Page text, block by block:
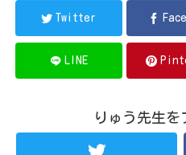
Twitter
LINE
りゅう先生を